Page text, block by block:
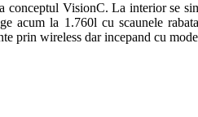
VisionC. La interior se
la 1.760l cu scaunele
prin wireless dar incepand cu